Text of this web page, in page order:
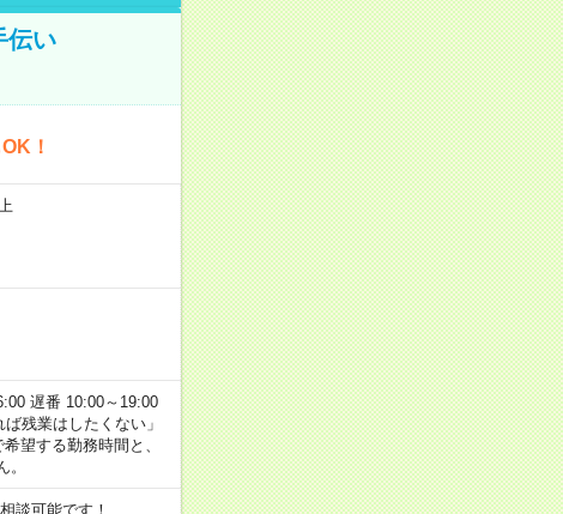
伝い
！
遅番 10:00～19:00
残業はしたくない」
望する勤務時間と、
談可能です！